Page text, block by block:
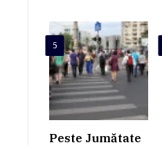
5
Peste Jumătate